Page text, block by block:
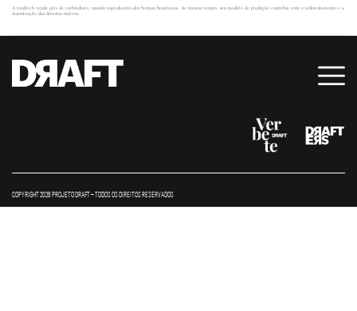
A foodtech vende géis de carboidrato, usando ingredientes dos biomas brasileiros. Ao mesmo tempo, seu modelo de produção contribui com o reflorestamento e a
manutenção das florestas nativas.
COPYRIGHT 2026 PROJETO DRAFT – TODOS OS DIREITOS RESERVADOS